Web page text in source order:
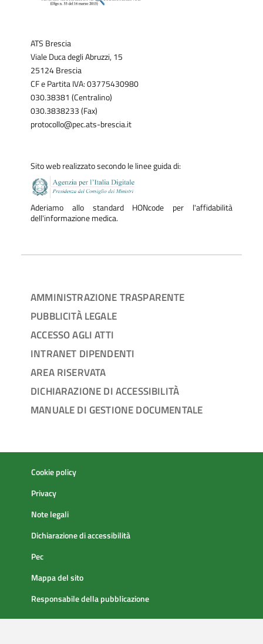
ATS Brescia
Viale Duca degli Abruzzi, 15
25124 Brescia
CF e Partita IVA: 03775430980
030.38381 (Centralino)
030.3838233 (Fax)
protocollo@pec.ats-brescia.it
Sito web realizzato secondo le linee guida di:
Aderiamo allo standard HONcode per l'affidabilità
dell'informazione medica.
AMMINISTRAZIONE TRASPARENTE
PUBBLICITÀ LEGALE
ACCESSO AGLI ATTI
INTRANET DIPENDENTI
AREA RISERVATA
DICHIARAZIONE DI ACCESSIBILITÀ
MANUALE DI GESTIONE DOCUMENTALE
Cookie policy
Privacy
Note legali
Dichiarazione di accessibilità
Pec
Mappa del sito
Responsabile della pubblicazione